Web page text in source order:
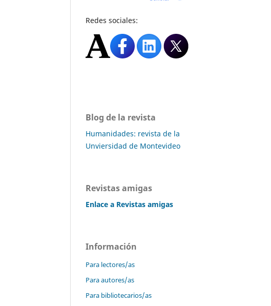
Redes sociales:
Blog de la revista
Humanidades: revista de la
Unviersidad de Montevideo
Revistas amigas
Enlace a Revistas amigas
Información
Para lectores/as
Para autores/as
Para bibliotecarios/as